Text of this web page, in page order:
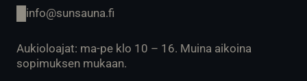
info@sunsauna.fi
Aukioloajat: ma-pe klo 10 – 16. Muina aikoina
sopimuksen mukaan.